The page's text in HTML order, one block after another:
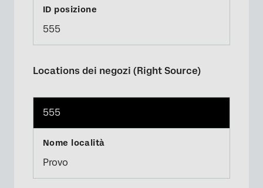
555
Locations dei negozi (Right Source)
555
Provo